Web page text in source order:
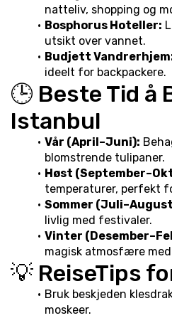
natteliv, shopping og
Bosphorus Hoteller:
utsikt over vannet.
Budjett
ideelt for backpackere.
🕒 Beste Tid å
Istanbul
Vår (April–Juni):
blomstrende tulipaner.
Høst
temperaturer, perfekt
Sommer
livlig med festivaler.
Vinter
magisk atmosfære med
💡 ReiseTips
Bruk beskjeden
moskeer.